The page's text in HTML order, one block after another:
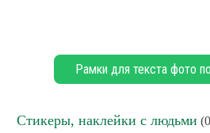
Рамки для текста фото
Стикеры, наклейки с людьми